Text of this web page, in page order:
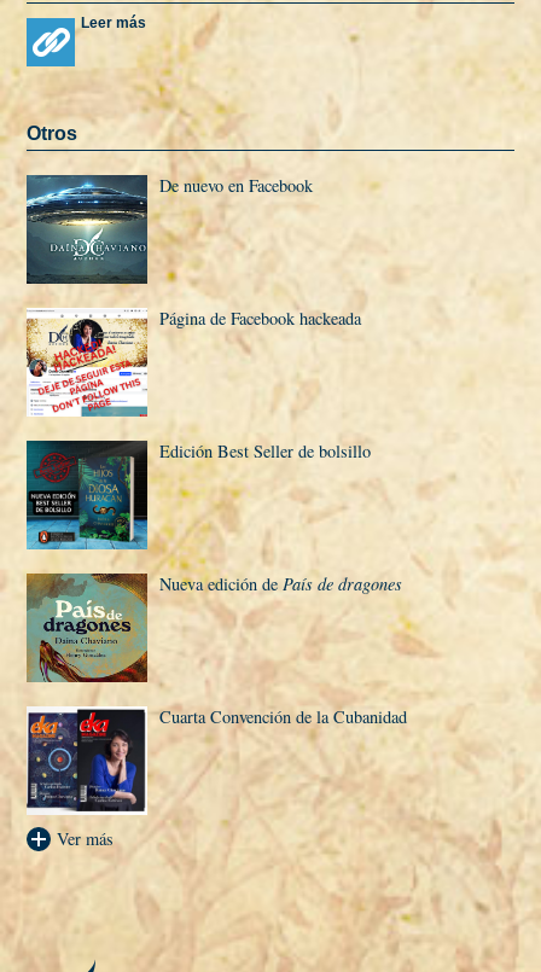
Leer más
Otros
De nuevo en Facebook
Página de Facebook hackeada
Edición Best Seller de bolsillo
Nueva edición de Paí­s de dragones
Cuarta Convención de la Cubanidad
Ver más